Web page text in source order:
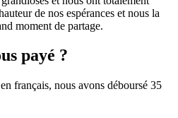
de nos espérances et nous la
moment de partage.
payé ?
français, nous avons déboursé 35